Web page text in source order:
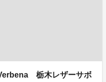
栃木レザーサボ